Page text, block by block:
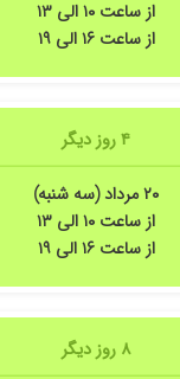
از ساعت ۱۰ الی ۱۳
از ساعت ۱۶ الی ۱۹
۴ روز دیگر
۲۰ مرداد (سه شنبه)
از ساعت ۱۰ الی ۱۳
از ساعت ۱۶ الی ۱۹
۸ روز دیگر